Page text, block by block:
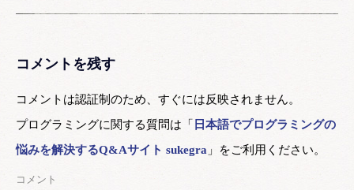
コメントを残す
コメントは認証制のため、すぐには反映されません。
プログラミングに関する質問は「 日本語でプログラミングの
悩みを解決するQ&Aサイト sukegra 」をご利用ください。
コメント